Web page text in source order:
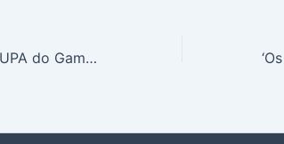
Ibaneis inaugura 1ª UPA do Gama, na manhã desta quinta (28)